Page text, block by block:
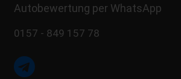
Autobewertung per WhatsApp
0157 - 849 157 78